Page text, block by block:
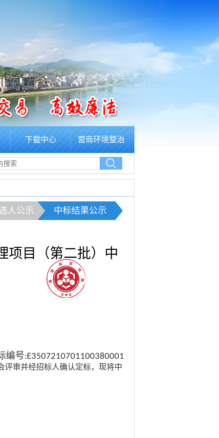
下载中心 营商环境整治
人公示
中标结果公示
项目（第二批）中
编号:E3507210701100380001
评审并经招标人确认定标，现将中